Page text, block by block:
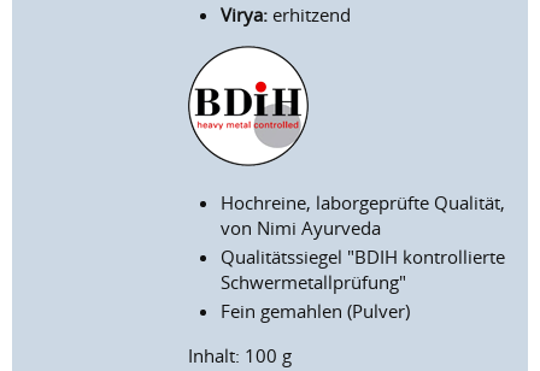
Virya: erhitzend
Hochreine, laborgeprüfte Qualität,
von Nimi Ayurveda
Qualitätssiegel "BDIH kontrollierte
Schwermetallprüfung"
Fein gemahlen (Pulver)
Inhalt: 100 g